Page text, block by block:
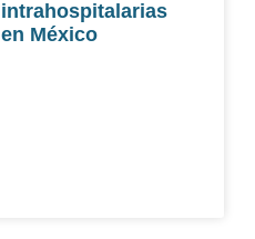
intrahospitalarias
en México